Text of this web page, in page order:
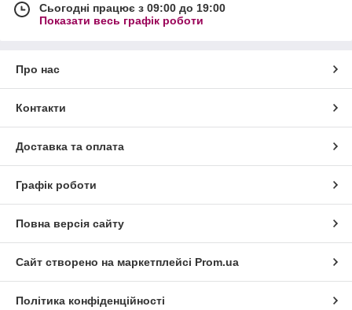
Сьогодні працює з 09:00 до 19:00
Показати весь графік роботи
Про нас
Контакти
Доставка та оплата
Графік роботи
Повна версія сайту
Сайт створено на маркетплейсі Prom.ua
Політика конфіденційності